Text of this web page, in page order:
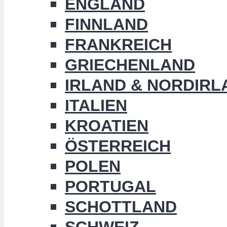
ENGLAND
FINNLAND
FRANKREICH
GRIECHENLAND
IRLAND &
ITALIEN
KROATIEN
ÖSTERREICH
POLEN
PORTUGAL
SCHOTTLAND